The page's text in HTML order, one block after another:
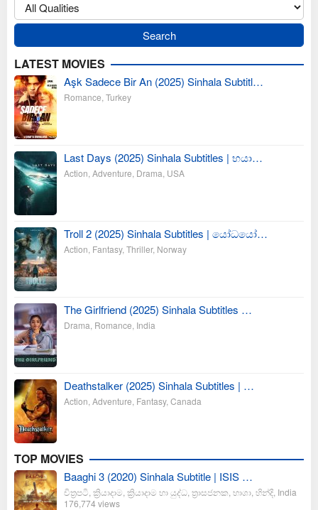
LATEST MOVIES
Aşk Sadece Bir An (2025) Sinhala Subtitl…
Romance Turkey
Last Days (2025) Sinhala Subtitles | භයා…
Action Adventure Drama USA
Troll 2 (2025) Sinhala Subtitles | යෝධයෝ…
Action Fantasy, Thriller, Norway
The Girlfriend (2025) Sinhala Subtitles …
Drama Romance India
Deathstalker (2025) Sinhala Subtitles | …
Action Adventure Fantasy, Canada
TOP MOVIES
Baaghi 3 (2020) Sinhala Subtitle | ISIS …
චිත්‍රපටි ක්‍රියාදාම ක්‍රියාදාම හා යුද්ධ ත්‍රාසජනක භාශා හින්දි India
176,774 views